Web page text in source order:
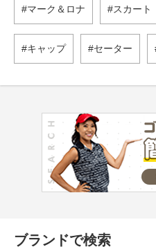
マーク＆ロナ スカート
キャップ セーター
ブランドで検索